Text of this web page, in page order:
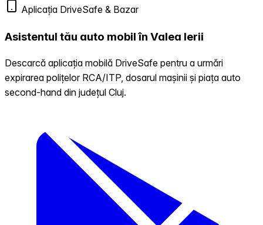
Aplicația DriveSafe & Bazar
Asistentul tău auto mobil în Valea Ierii
Descarcă aplicația mobilă DriveSafe pentru a urmări
expirarea polițelor RCA/ITP, dosarul mașinii și piața auto
second-hand din județul Cluj.